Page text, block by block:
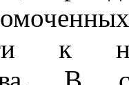
к